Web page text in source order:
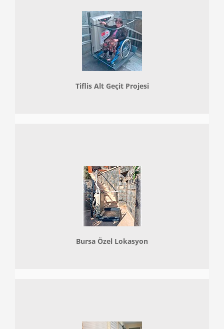
Tiflis Alt Geçit Projesi
Bursa Özel Lokasyon